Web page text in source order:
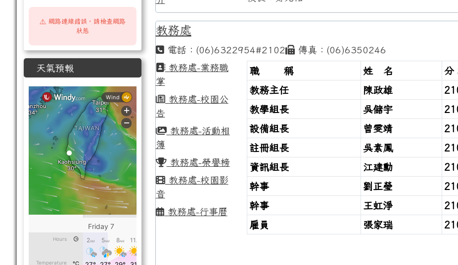
⚠️ 網路連線錯誤，請檢查網路
狀態
天氣預報
教務處
電話：(06)6322954#2102
傳真：(06)6350246
教務處-業務職
掌
教務處-校園公
告
教務處-活動相
簿
教務處-榮譽榜
教務處-校園影
音
教務處-行事曆
職 稱 姓 名
分
教務主任
陳政雄
教學組長
吳儲宇
設備組長
曾雯靖
註冊組長
吳素鳳
資訊組長
江建勳
幹事
劉正瑩
幹事
王虹淨
雇員
張家瑞